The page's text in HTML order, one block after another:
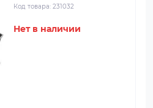
Код товара: 231032
Нет в наличии